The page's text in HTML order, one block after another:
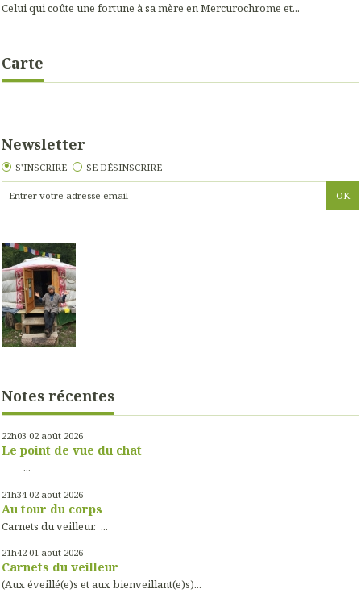
Celui qui coûte une fortune à sa mère en Mercurochrome et...
Carte
Newsletter
S'INSCRIRE SE DÉSINSCRIRE
Notes récentes
22h03 02 août 2026
Le point de vue du chat
...
21h34 02 août 2026
Au tour du corps
Carnets du veilleur. ...
21h42 01 août 2026
Carnets du veilleur
(Aux éveillé(e)s et aux bienveillant(e)s)...